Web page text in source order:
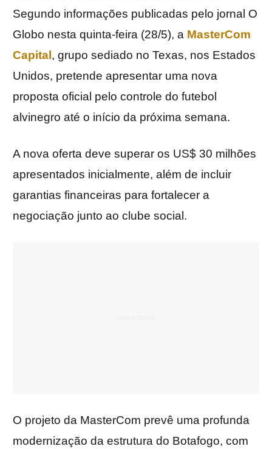
Segundo informações publicadas pelo jornal O
Globo nesta quinta-feira (28/5), a MasterCom
Capital , grupo sediado no Texas, nos Estados
Unidos, pretende apresentar uma nova
proposta oficial pelo controle do futebol
alvinegro até o início da próxima semana.
A nova oferta deve superar os US$ 30 milhões
apresentados inicialmente, além de incluir
garantias financeiras para fortalecer a
negociação junto ao clube social.
O projeto da MasterCom prevê uma profunda
modernização da estrutura do Botafogo, com